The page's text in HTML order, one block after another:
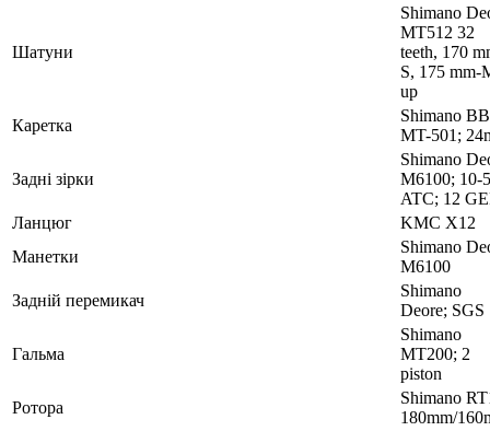
Шатуни
Shimano
MT512 32
teeth, 170
S, 175 mm-
up
Каретка
Shimano
MT-501;
Задні зірки
Shimano
M6100; 10-
ATC; 12
Ланцюг
KMC X12
Манетки
Shimano
M6100
Задній перемикач
Shimano
Deore; SGS
Гальма
Shimano
MT200; 2
piston
Ротора
Shimano
180mm/